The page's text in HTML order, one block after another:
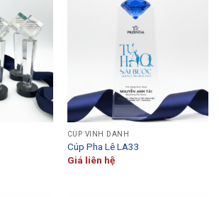
CÚP VINH DANH
Cúp Pha Lê LA33
Giá liên hệ